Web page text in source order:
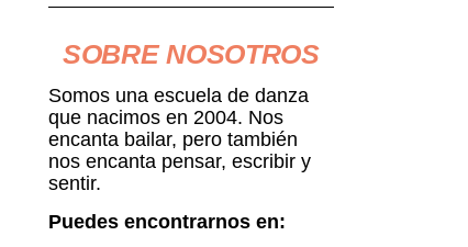
SOBRE NOSOTROS
Somos una escuela de danza
que nacimos en 2004. Nos
encanta bailar, pero también
nos encanta pensar, escribir y
sentir.
Puedes encontrarnos en: